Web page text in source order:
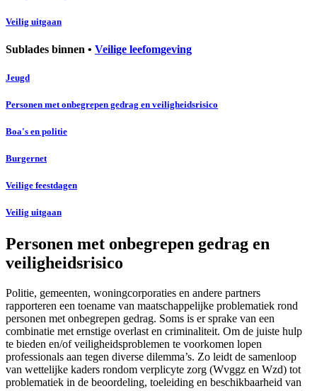
Veilig uitgaan
Sublades binnen • Veilige leefomgeving
Jeugd
Personen met onbegrepen gedrag en veiligheidsrisico
Boa's en politie
Burgernet
Veilige feestdagen
Veilig uitgaan
Personen met onbegrepen gedrag en
veiligheidsrisico
Politie, gemeenten, woningcorporaties en andere partners
rapporteren een toename van maatschappelijke problematiek rond
personen met onbegrepen gedrag. Soms is er sprake van een
combinatie met ernstige overlast en criminaliteit. Om de juiste hulp
te bieden en/of veiligheidsproblemen te voorkomen lopen
professionals aan tegen diverse dilemma’s. Zo leidt de samenloop
van wettelijke kaders rondom verplicyte zorg (Wvggz en Wzd) tot
problematiek in de beoordeling, toeleiding en beschikbaarheid van